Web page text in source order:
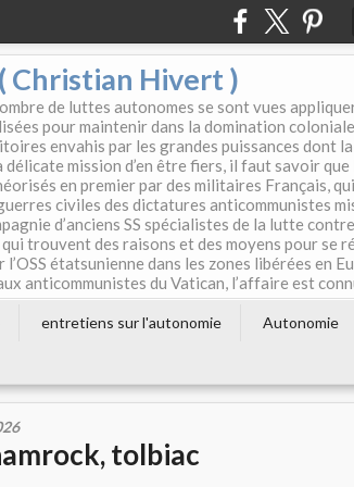
Christian Hivert )
de luttes autonomes se sont vues
pour maintenir dans la domination
envahis par les grandes puissances dont la
mission d’en être fiers, il faut savoir que
en premier par des militaires Français,
civiles des dictatures anticommunistes
d’anciens SS spécialistes de la lutte
trouvent des raisons et des moyens pour se
étatsunienne dans les zones libérées en
anticommunistes du Vatican, l’affaire est
entretiens sur l'autonomie Autonomie
tolbiac